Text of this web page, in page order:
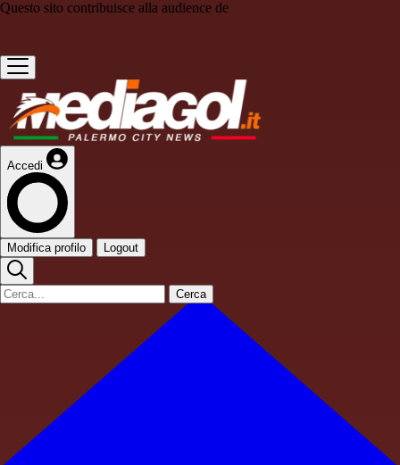
Questo sito contribuisce alla audience de
Accedi
Modifica profilo Logout
Cerca